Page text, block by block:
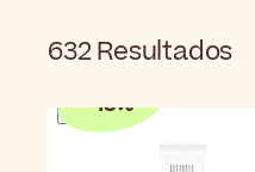
632Resultados
-15%